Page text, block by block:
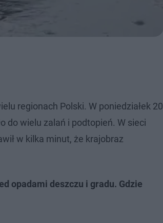
regionach Polski. W poniedziałek 20
do wielu zalań i podtopień. W sieci
w kilka minut, że krajobraz
opadami deszczu i gradu. Gdzie